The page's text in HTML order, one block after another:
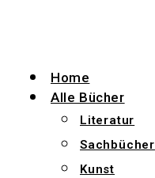
Home
Alle Bücher
Literatur
Sachbücher
Kunst